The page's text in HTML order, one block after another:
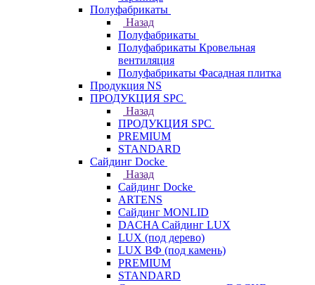
Полуфабрикаты
Назад
Полуфабрикаты
Полуфабрикаты Кровельная
вентиляция
Полуфабрикаты Фасадная плитка
Продукция NS
ПРОДУКЦИЯ SPC
Назад
ПРОДУКЦИЯ SPC
PREMIUM
STANDARD
Сайдинг Docke
Назад
Сайдинг Docke
ARTENS
Cайдинг MONLID
DACHA Сайдинг LUX
LUX (под дерево)
LUX ВФ (под камень)
PREMIUM
STANDARD